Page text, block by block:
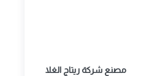
مصنع شركة ريتاج الغلا